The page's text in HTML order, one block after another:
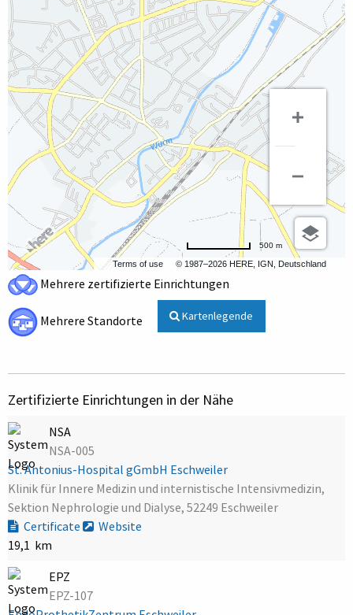
Terms of use © 1987–2026 HERE, IGN, Deutschland
500 m
Mehrere zertifizierte Einrichtungen
Mehrere Standorte Kartenlegende
Zertifizierte Einrichtungen in der Nähe
NSA
NSA-005
St. Antonius-Hospital gGmbH Eschweiler
Klinik für Innere Medizin und internistische Intensivmedizin,
Sektion Nephrologie und Dialyse, 52249 Eschweiler
Certificate
Website
19,1 km
EPZ
EPZ-107